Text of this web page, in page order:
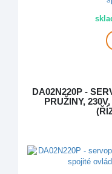
DA02N220P -
PRUŽINY,